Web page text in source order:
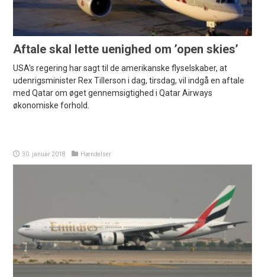
Aftale skal lette uenighed om ’open skies’
USA's regering har sagt til de amerikanske flyselskaber, at
udenrigsminister Rex Tillerson i dag, tirsdag, vil indgå en aftale
med Qatar om øget gennemsigtighed i Qatar Airways
økonomiske forhold.
30. januar 2018 Hændelser